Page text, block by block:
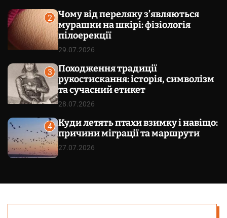
2
Чому від переляку з’являються
мурашки на шкірі: фізіологія
пілоерекції
29.07.2026
3
Походження традиції
рукостискання: історія, символізм
та сучасний етикет
28.07.2026
4
Куди летять птахи взимку і навіщо:
причини міграції та маршрути
27.07.2026